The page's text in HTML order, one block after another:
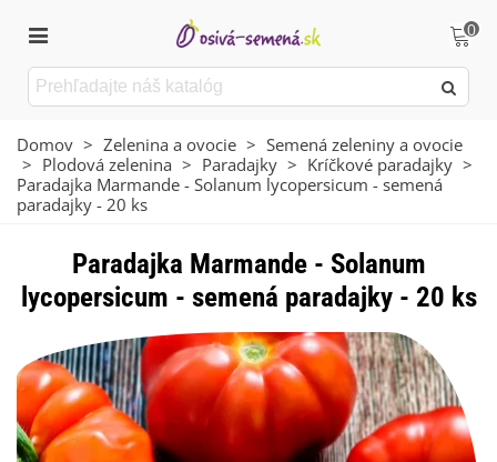
0
Domov > Zelenina a ovocie > Semená zeleniny a ovocie
> Plodová zelenina > Paradajky > Kríčkové paradajky >
Paradajka Marmande - Solanum lycopersicum - semená
paradajky - 20 ks
Paradajka Marmande - Solanum
lycopersicum - semená paradajky - 20 ks